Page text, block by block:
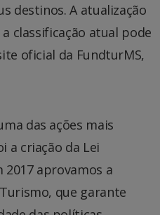
destinos. A atualização
classificação atual pode
oficial da FundturMS,
das ações mais
a criação da Lei
2017 aprovamos a
que garante